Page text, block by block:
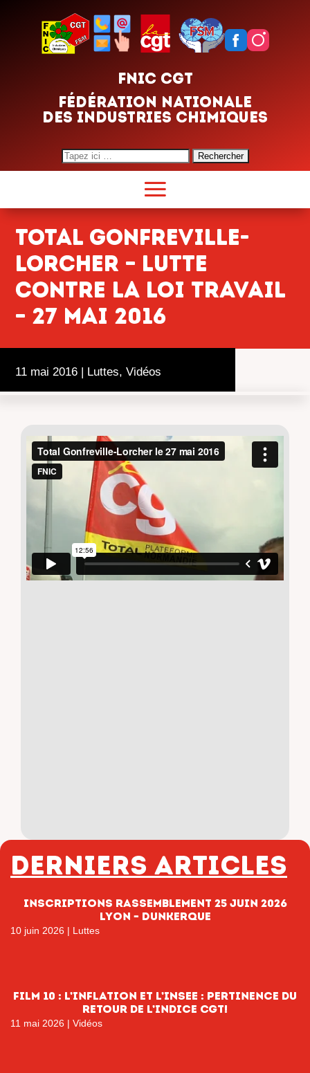
FNIC CGT
FÉDÉRATION NATIONALE
DES INDUSTRIES CHIMIQUES
Search
for:
Total Gonfreville-
Lorcher – Lutte
contre la Loi travail
– 27 mai 2016
11 mai 2016 | Luttes, Vidéos
Derniers articles
Inscriptions rassemblement 25 juin 2026
Lyon – Dunkerque
10 juin 2026 | Luttes
film 10 : L’inflation et l’INSEE : pertinence du
retour de l’indice CGT!
11 mai 2026 | Vidéos